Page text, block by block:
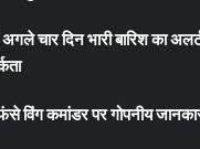
चार दिन भारी बारिश का
विंग कमांडर पर गोपनीय